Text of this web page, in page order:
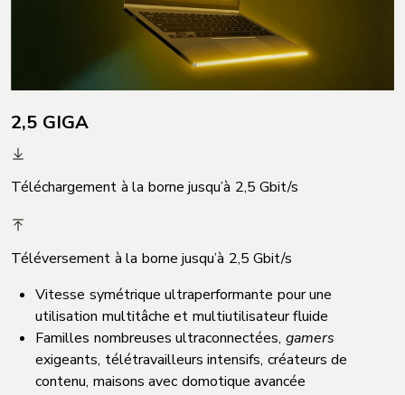
2,5 GIGA
Téléchargement à la borne jusqu’à 2,5 Gbit/s
Téléversement à la borne jusqu’à 2,5 Gbit/s
Vitesse symétrique ultraperformante pour une
utilisation multitâche et multiutilisateur fluide
Familles nombreuses ultraconnectées, gamers
exigeants, télétravailleurs intensifs, créateurs de
contenu, maisons avec domotique avancée